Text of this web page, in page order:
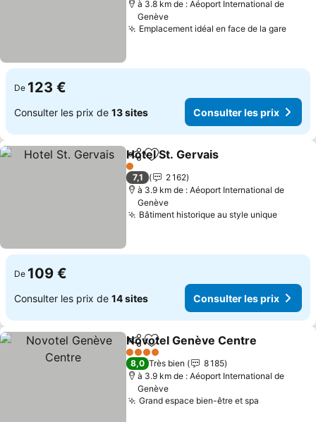
à 3.8 km de : Aéoport International de
Genève
Emplacement idéal en face de la gare
De 123 €
Consulter les prix de 13 sites Consulter les prix
PartagerAjouter à mes favoris
Hotel St. Gervais
1 Étoiles
7,1
2 162
à 3.9 km de : Aéoport International de
Genève
Bâtiment historique au style unique
De 109 €
Consulter les prix de 14 sites Consulter les prix
PartagerAjouter à mes favoris
Novotel Genève Centre
4 Étoiles
8,0 Très bien
8 185
à 3.9 km de : Aéoport International de
Genève
Grand espace bien-être et spa